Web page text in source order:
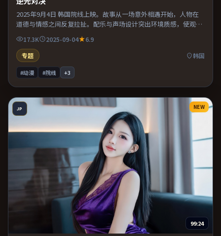
2025年9月4日 韩国院线上映。故事从一场意外相遇开始，人物在
道德与情感之间反复拉扯。配乐与声场设计突出环境质感，使观众
更易沉浸其中。适合喜欢现实主义题材的观众，情绪后劲较足。
17.3K 2025-09-04
6.9
专题
韩国
#动漫 #院线 +3
JP NEW
99:24